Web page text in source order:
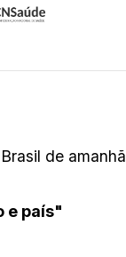
de amanhã
e país"